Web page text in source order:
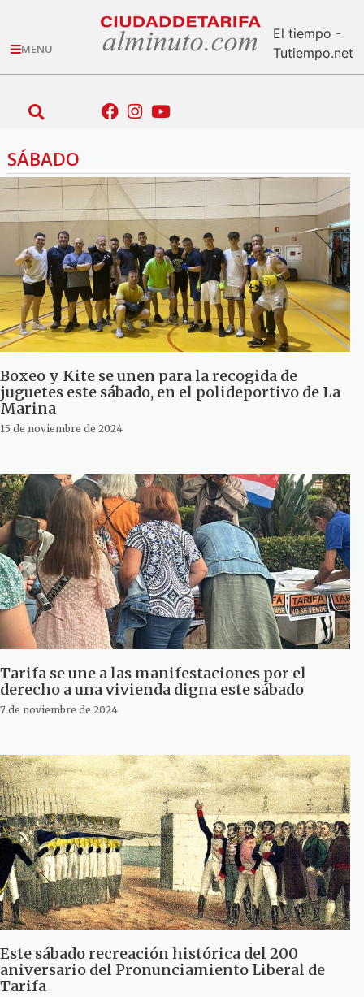
MENU
El tiempo -
Tutiempo.net
SÁBADO
Boxeo y Kite se unen para la recogida de
juguetes este sábado, en el polideportivo de La
Marina
15 de noviembre de 2024
Tarifa se une a las manifestaciones por el
derecho a una vivienda digna este sábado
7 de noviembre de 2024
Este sábado recreación histórica del 200
aniversario del Pronunciamiento Liberal de
Tarifa